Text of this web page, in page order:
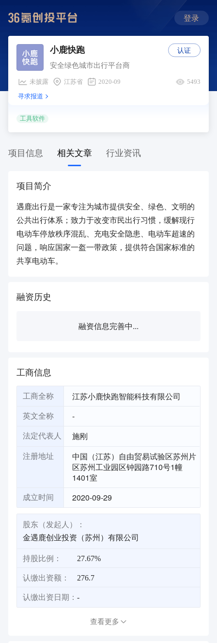
登录
小鹿快跑
安全绿色城市出行平台商
未披露 江苏省 2020-09 5493
寻求报道
工具软件
认证
项目信息 相关文章 行业资讯
项目简介
遇鹿出行是一家专注为城市提供安全、绿色、文明的
公共出行体系；致力于改变市民出行习惯，缓解现行
电动车停放秩序混乱、充电安全隐患、电动车超速的
问题，响应国家一盔一带政策，提供符合国家标准的
共享电动车。
融资历史
融资信息完善中...
工商信息
工商全称 江苏小鹿快跑智能科技有限公司
英文全称 -
法定代表人 施刚
注册地址
中国（江苏）自由贸易试验区苏州片
区苏州工业园区钟园路710号1幢
1401室
成立时间 2020-09-29
股东（发起人）：
金遇鹿创业投资（苏州）有限公司
持股比例： 27.67%
认缴出资额： 276.7
认缴出资日期： -
查看更多